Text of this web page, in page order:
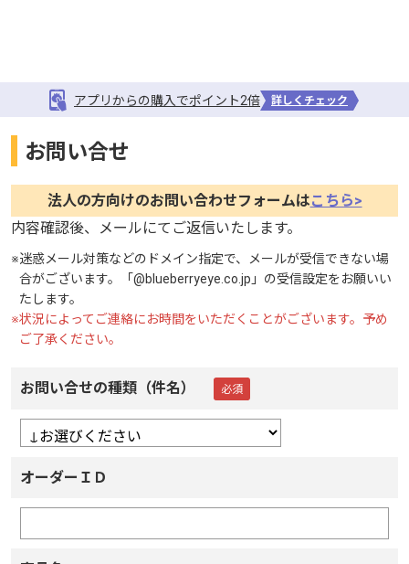
アプリからの購入でポイント2倍 詳しくチェック
お問い合せ
法人の方向けのお問い合わせフォームはこちら>
内容確認後、メールにてご返信いたします。
※迷惑メール対策などのドメイン指定で、メールが受信できない場
合がございます。「@blueberryeye.co.jp」の受信設定をお願いい
たします。
※状況によってご連絡にお時間をいただくことがございます。予め
ご了承ください。
お問い合せの種類（件名）
オーダーＩＤ